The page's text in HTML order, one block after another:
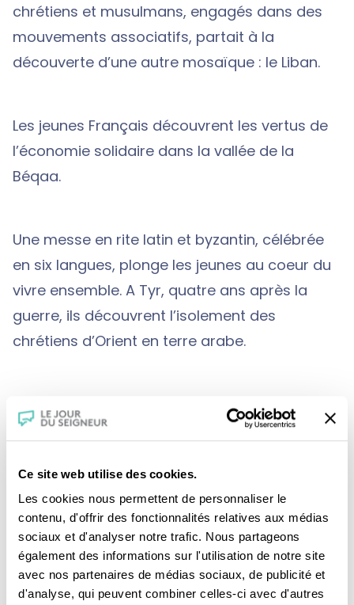
Ce site web utilise des cookies.
Les cookies nous permettent de personnaliser le
contenu, d'offrir des fonctionnalités relatives aux médias
sociaux et d'analyser notre trafic. Nous partageons
également des informations sur l'utilisation de notre site
avec nos partenaires de médias sociaux, de publicité et
d'analyse, qui peuvent combiner celles-ci avec d'autres
chrétiens et musulmans, engagés dans des
mouvements associatifs, partait à la
découverte d’une autre mosaïque : le Liban.
Les jeunes Français découvrent les vertus de
l’économie solidaire dans la vallée de la
Béqaa.
Une messe en rite latin et byzantin, célébrée
en six langues, plonge les jeunes au coeur du
vivre ensemble. A Tyr, quatre ans après la
guerre, ils découvrent l’isolement des
chrétiens d’Orient en terre arabe.
Beyrouth, métropole au carrefour de
l’Occident et de l’Orient. Au camp de réfugiés
les défis que le Liban a à relever.
Pour tous les jeunes du groupe Mosaïque, il y
aura un avant et un après leur voyage au
Liban. Après les rencontres confessionnelles